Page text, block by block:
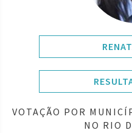
VOTAÇÃO POR
NO RIO